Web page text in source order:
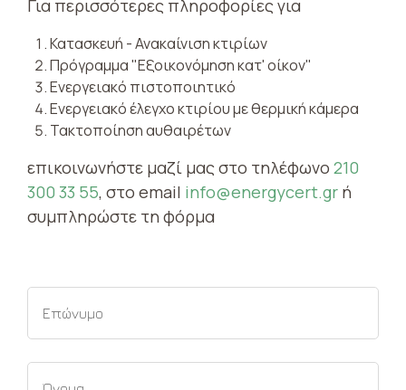
Για περισσότερες πληροφορίες για
Κατασκευή - Ανακαίνιση κτιρίων
Πρόγραμμα "Εξοικονόμηση κατ' οίκον"
Ενεργειακό πιστοποιητικό
Ενεργειακό έλεγχο κτιρίου με θερμική κάμερα
Τακτοποίηση αυθαιρέτων
επικοινωνήστε μαζί μας στο τηλέφωνο 210
300 33 55, στο email info@energycert.gr ή
συμπληρώστε τη φόρμα